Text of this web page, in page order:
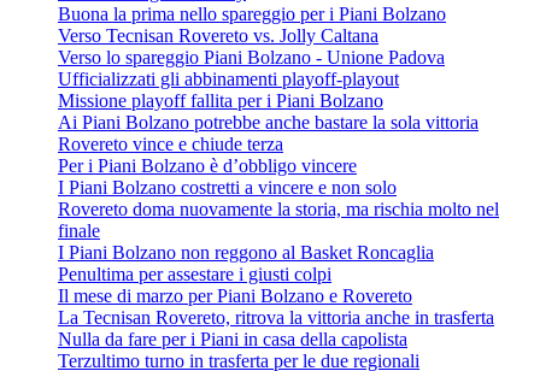
Buona la prima nello spareggio per i Piani Bolzano
Verso Tecnisan Rovereto vs. Jolly Caltana
Verso lo spareggio Piani Bolzano - Unione Padova
Ufficializzati gli abbinamenti playoff-playout
Missione playoff fallita per i Piani Bolzano
Ai Piani Bolzano potrebbe anche bastare la sola vittoria
Rovereto vince e chiude terza
Per i Piani Bolzano è d’obbligo vincere
I Piani Bolzano costretti a vincere e non solo
Rovereto doma nuovamente la storia, ma rischia molto nel
finale
I Piani Bolzano non reggono al Basket Roncaglia
Penultima per assestare i giusti colpi
Il mese di marzo per Piani Bolzano e Rovereto
La Tecnisan Rovereto, ritrova la vittoria anche in trasferta
Nulla da fare per i Piani in casa della capolista
Terzultimo turno in trasferta per le due regionali